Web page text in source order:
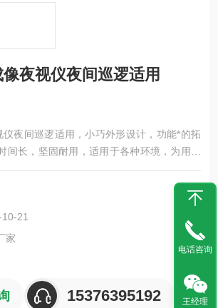
夜视仪夜间巡逻适用
仪夜间巡逻适用，小巧外形设计，功能*的拓
间长，坚固耐用，适用于各种环境，为用户
晰、操作简单、便于携带"的红外热成像工
21
家
15376395192
电话咨询
王经理